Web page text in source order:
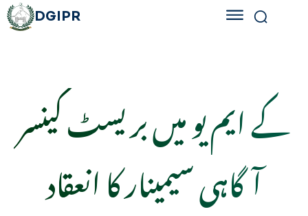
DGIPR
کے ایم یو میں بریسٹ کینسر
آگاہی سیمینار کا انعقاد